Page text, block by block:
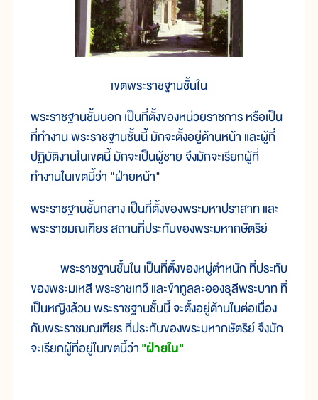
เขตพระราชฐานชั้นใน
พระราชฐานชั้นนอก เป็นที่ตั้งของหน่วยราชการ หรือเป็น
ที่ทำงาน พระราชฐานชั้นนี้ มักจะตั้งอยู่ด้านหน้า และผู้ที่
ปฏิบัติงานในเขตนี้ มักจะเป็นผู้ชาย จึงมักจะเรียกผู้ที่
ทำงานในเขตนี้ว่า "ฝ่ายหน้า"
พระราชฐานชั้นกลาง เป็นที่ตั้งของพระมหาปราสาท และ
พระราชมณเฑียร สถานที่ประทับของพระมหากษัตริย์
พระราชฐานชั้นใน เป็นที่ตั้งของหมู่ตำหนัก ที่ประทับ
ของพระมเหสี พระราชเทวี และข้าทูลละอองธุลีพระบาท ที่
เป็นหญิงล้วน พระราชฐานชั้นนี้ จะตั้งอยู่ด้านในต่อเนื่อง
กับพระราชมณเฑียร ที่ประทับของพระมหากษัตริย์ จึงมัก
จะเรียกผู้ที่อยู่ในเขตนี้ว่า"ฝ่ายใน"